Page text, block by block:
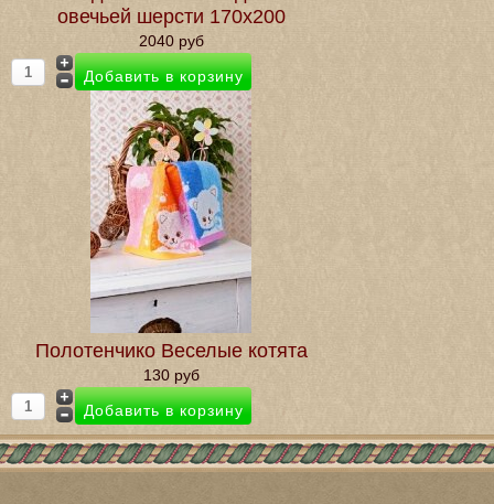
овечьей шерсти 170х200
2040 руб
Полотенчико Веселые котята
130 руб